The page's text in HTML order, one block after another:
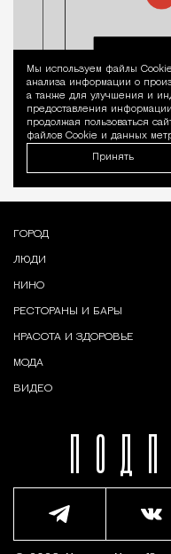
Мы используем файлы
анализа информации о
а также для улучшения и
предоставления
продолжая пользоваться
файлов Cookie и данных
Принять
ГОРОД
ЛЮДИ
КИНО
РЕСТОРАНЫ И БАРЫ
КРАСОТА И ЗДОРОВЬЕ
МОДА
ВИДЕО